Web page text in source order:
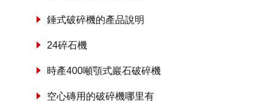
錘式破碎機的產品說明
24碎石機
時產400噸顎式巖石破碎機
空心磚用的破碎機哪里有